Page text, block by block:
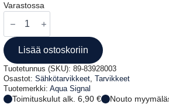
Varastossa
AQUASIGNAL
PISTOTULPPA
määrä
Lisää ostoskoriin
Tuotetunnus (SKU): 89-83928003
Osastot: Sähkötarvikkeet, Tarvikkeet
Tuotemerkki: Aqua Signal
Toimituskulut alk. 6,90 € Nouto